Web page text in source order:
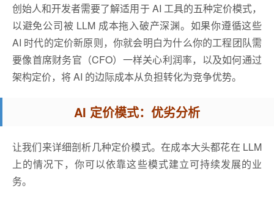
创始人和开发者需要了解适用于 AI 工具的五种定价模式，
以避免公司被 LLM 成本拖入破产深渊。如果你遵循这些
AI 时代的定价新原则，你就会明白为什么你的工程团队需
要像首席财务官（CFO）一样关心利润率，以及如何通过
架构定价，将 AI 的边际成本从负担转化为竞争优势。
AI 定价模式：优劣分析
让我们来详细剖析几种定价模式。在成本大头都花在 LLM
上的情况下，你可以依靠这些模式建立可持续发展的业
务。